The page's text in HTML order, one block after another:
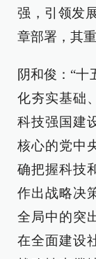
强，引领发
章部署，其
阴和俊：“十
化夯实基础
科技强国建
核心的党中
确把握科技
作出战略决
全局中的突
在全面建设